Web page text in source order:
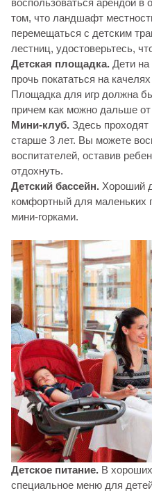
воспользоваться арендой в
том, что ландшафт
перемещаться с детским
лестниц, удостоверьтесь,
Детская площадка. Дети на
прочь покататься на
Площадка для игр должна
причем как можно дальше
Мини-клуб. Здесь проходят
старше 3 лет. Вы можете
воспитателей, оставив
отдохнуть.
Детский бассейн. Хороший
комфортный для маленьких
мини-горками.
Детское питание. В
специальное меню для